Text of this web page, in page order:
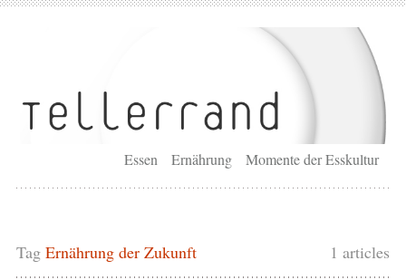
Essen Ernährung Momente der Esskultur
1 articles
Tag Ernährung der Zukunft